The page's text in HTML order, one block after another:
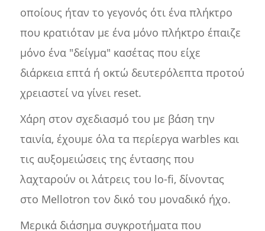
οποίους ήταν το γεγονός ότι ένα πλήκτρο
που κρατιόταν με ένα μόνο πλήκτρο έπαιζε
μόνο ένα "δείγμα" κασέτας που είχε
διάρκεια επτά ή οκτώ δευτερόλεπτα προτού
χρειαστεί να γίνει reset.
Χάρη στον σχεδιασμό του με βάση την
ταινία, έχουμε όλα τα περίεργα warbles και
τις αυξομειώσεις της έντασης που
λαχταρούν οι λάτρεις του lo-fi, δίνοντας
στο Mellotron τον δικό του μοναδικό ήχο.
Μερικά διάσημα συγκροτήματα που